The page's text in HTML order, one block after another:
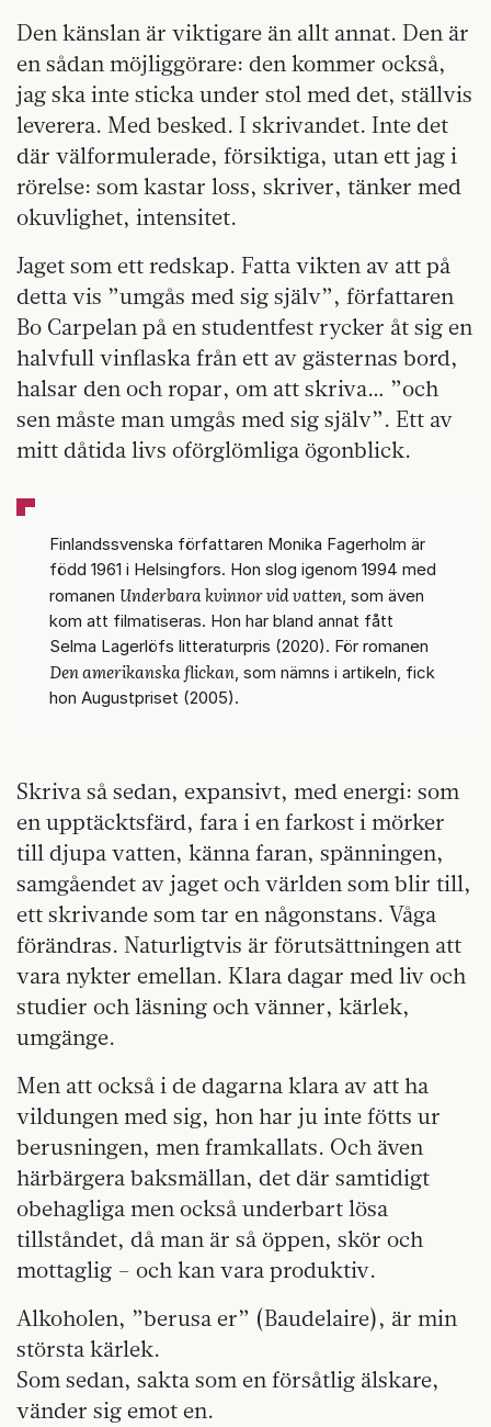
Den känslan är viktigare än allt annat. Den är
en sådan möjliggörare: den kommer också,
jag ska inte sticka under stol med det, ställvis
leverera. Med besked. I skrivandet. Inte det
där välformulerade, försiktiga, utan ett jag i
rörelse: som kastar loss, skriver, tänker med
okuvlighet, intensitet.
Jaget som ett redskap. Fatta vikten av att på
detta vis ”umgås med sig själv”, författaren
Bo Carpelan på en studentfest rycker åt sig en
halvfull vinflaska från ett av gästernas bord,
halsar den och ropar, om att skriva… ”och
sen måste man umgås med sig själv”. Ett av
mitt dåtida livs oförglömliga ögonblick.
Finlandssvenska författaren Monika Fagerholm är
född 1961 i Helsingfors. Hon slog igenom 1994 med
romanen Underbara kvinnor vid vatten, som även
kom att filmatiseras. Hon har bland annat fått
Selma Lagerlöfs litteraturpris (2020). För romanen
Den amerikanska flickan, som nämns i artikeln, fick
hon Augustpriset (2005).
Skriva så sedan, expansivt, med energi: som
en upptäcktsfärd, fara i en farkost i mörker
till djupa vatten, känna faran, spänningen,
samgåendet av jaget och världen som blir till,
ett skrivande som tar en någonstans. Våga
förändras. Naturligtvis är förutsättningen att
vara nykter emellan. Klara dagar med liv och
studier och läsning och vänner, kärlek,
umgänge.
Men att också i de dagarna klara av att ha
vildungen med sig, hon har ju inte fötts ur
berusningen, men framkallats. Och även
härbärgera baksmällan, det där samtidigt
obehagliga men också underbart lösa
tillståndet, då man är så öppen, skör och
mottaglig – och kan vara produktiv.
Alkoholen, ”berusa er” (Baudelaire), är min
största kärlek.
Som sedan, sakta som en försåtlig älskare,
vänder sig emot en.